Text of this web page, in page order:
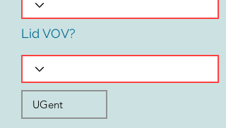
Lid VOV?